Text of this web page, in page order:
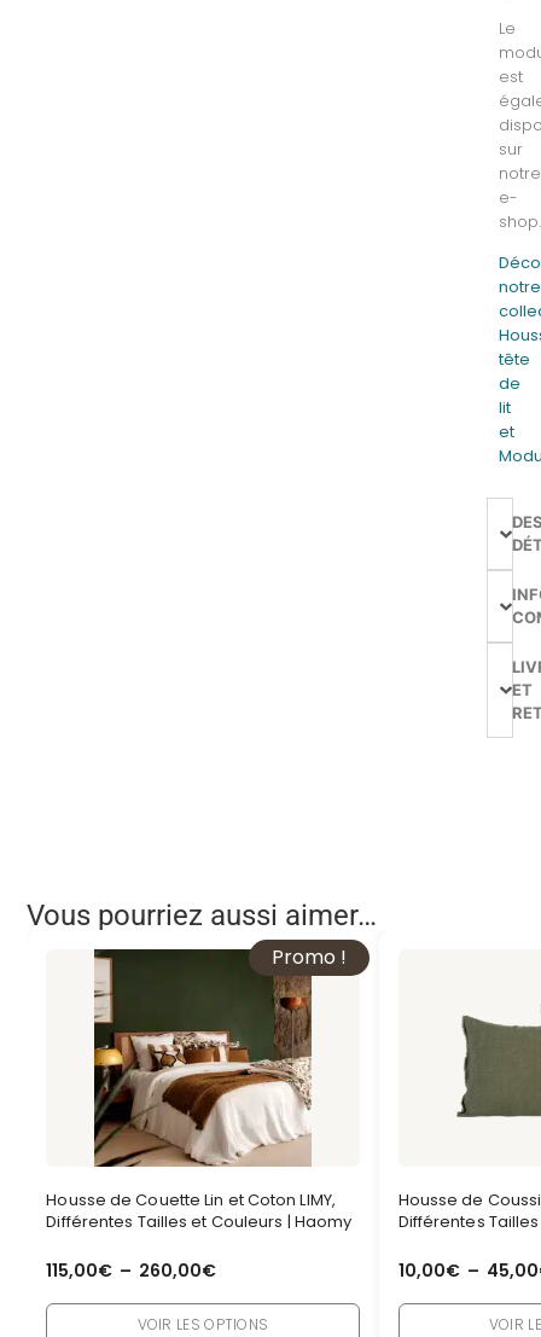
Le
est
sur
notre
e-
shop.
notre
tête
de
lit
et
ET
Vous pourriez aussi aimer…
Promo !
Housse de Couette Lin et Coton LIMY,
Différentes Tailles et Couleurs | Haomy
115,00€ – 260,00€
VOIR LES OPTIONS
Housse de
Différentes
10,00€ – 45,00
VOIR